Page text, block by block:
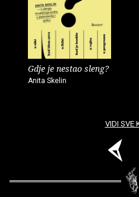
Gdje je nestao sleng?
Anita Skelin
VIDI SVE